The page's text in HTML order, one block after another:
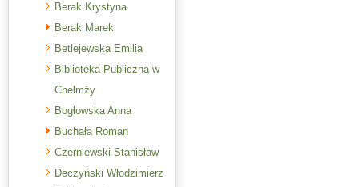
Berak Krystyna
Berak Marek
Betlejewska Emilia
Biblioteka Publiczna w
Chełmży
Bogłowska Anna
Buchała Roman
Czerniewski Stanisław
Deczyński Włodzimierz